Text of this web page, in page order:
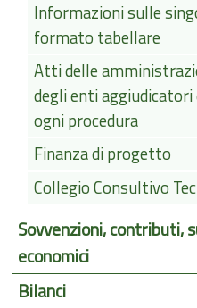
Informazioni sulle
formato tabellare
Atti delle
degli enti
ogni procedura
Finanza di progetto
Collegio Consultivo
Sovvenzioni, contributi,
economici
Bilanci